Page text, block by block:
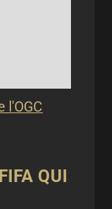
l'OGC
QUI